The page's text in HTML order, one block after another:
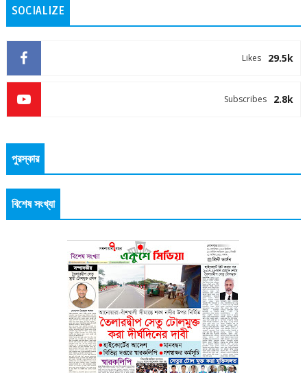
SOCIALIZE
29.5k
Likes
2.8k
Subscribes
পুরস্কার
বিশেষ সংখ্যা